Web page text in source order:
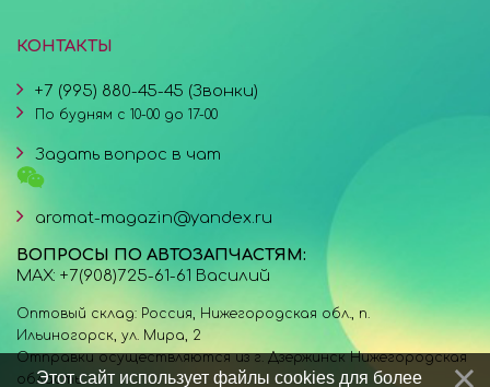
КОНТАКТЫ
+7 (995) 880-45-45 (Звонки)
По будням с 10-00 до 17-00
Задать вопрос в чат
aromat-magazin@yandex.ru
ВОПРОСЫ ПО АВТОЗАПЧАСТЯМ:
MAX: +7(908)725-61-61 Василий
Оптовый склад: Россия, Нижегородская обл., п.
Ильиногорск, ул. Мира, 2
Отправки осуществляются из г. Дзержинск Нижегородская
область.
Этот сайт использует файлы cookies для более